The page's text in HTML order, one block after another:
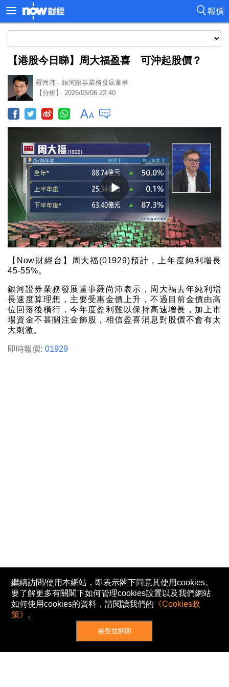
報價
【港股今日睇】周大福盈喜 可沖起股價？
羅尚沛 - 銀河證券業務發展董事
【分析】 2026/05/06 22:40
【Now財經台】周大福(01929)預計，上年度純利增長
45-55%。
銀河證券業務發展董事羅尚沛表示，周大福去年純利增
長速度算理想，主要受惠金價上升，不過目前金價由高
位回落後橫行，今年度盈利難以保持高速增長，加上市
場資金不甚關注金飾股，相信盈喜消息對股價不會有太
大刺激。
即時報價: 01929
繼續訪問/使用本網站，即表示閣下同意其使用cookies。
要了解更多有關閣下如何管理cookies設置以及我們網站
如何使用cookies的資料，請閱讀我們的 《Cookies政
策》 。
接受並關閉